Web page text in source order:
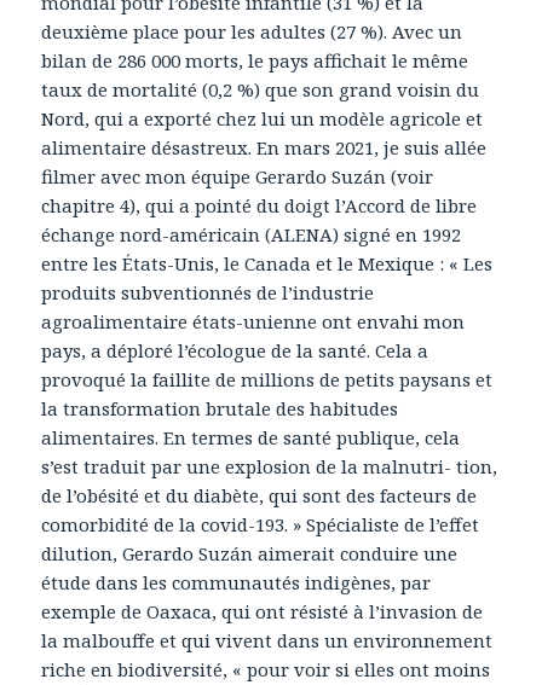
deuxième place pour les adultes (27 %). Avec un
bilan de 286 000 morts, le pays affichait le même
taux de mortalité (0,2 %) que son grand voisin du
Nord, qui a exporté chez lui un modèle agricole et
alimentaire désastreux. En mars 2021, je suis allée
filmer avec mon équipe Gerardo Suzán (voir
chapitre 4), qui a pointé du doigt l’Accord de libre
échange nord-américain (ALENA) signé en 1992
entre les États-Unis, le Canada et le Mexique : « Les
produits subventionnés de l’industrie
agroalimentaire états-unienne ont envahi mon
pays, a déploré l’écologue de la santé. Cela a
provoqué la faillite de millions de petits paysans et
la transformation brutale des habitudes
alimentaires. En termes de santé publique, cela
s’est traduit par une explosion de la malnutri- tion,
de l’obésité et du diabète, qui sont des facteurs de
comorbidité de la covid-193. » Spécialiste de l’effet
dilution, Gerardo Suzán aimerait conduire une
étude dans les communautés indigènes, par
exemple de Oaxaca, qui ont résisté à l’invasion de
la malbouffe et qui vivent dans un environnement
riche en biodiversité, « pour voir si elles ont moins